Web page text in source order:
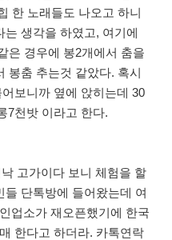
한 노래들도 나오고 하니
생각을 하였고, 여기에
은 경우에 봉2개에서 춤을
봉춤 추는것 같았다. 혹시
보니까 옆에 앉히는데 30
7천밧 이라고 한다.
고가이다 보니 체험을 할
단톡방에 들어왔는데 여
업소가 재오픈했기에 한국
한다고 하더라. 카톡연락